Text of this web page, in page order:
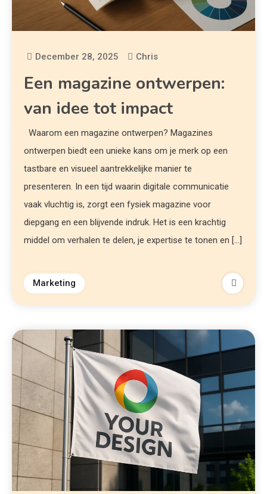
December 28, 2025 Chris
Een magazine ontwerpen:
van idee tot impact
Waarom een magazine ontwerpen? Magazines
ontwerpen biedt een unieke kans om je merk op een
tastbare en visueel aantrekkelijke manier te
presenteren. In een tijd waarin digitale communicatie
vaak vluchtig is, zorgt een fysiek magazine voor
diepgang en een blijvende indruk. Het is een krachtig
middel om verhalen te delen, je expertise te tonen en […]
Marketing